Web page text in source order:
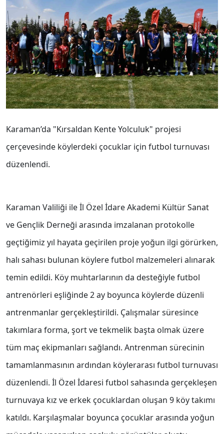
Karaman’da "Kırsaldan Kente Yolculuk" projesi
çerçevesinde köylerdeki çocuklar için futbol turnuvası
düzenlendi.
Karaman Valiliği ile İl Özel İdare Akademi Kültür Sanat
ve Gençlik Derneği arasında imzalanan protokolle
geçtiğimiz yıl hayata geçirilen proje yoğun ilgi görürken,
halı sahası bulunan köylere futbol malzemeleri alınarak
temin edildi. Köy muhtarlarının da desteğiyle futbol
antrenörleri eşliğinde 2 ay boyunca köylerde düzenli
antrenmanlar gerçekleştirildi. Çalışmalar süresince
takımlara forma, şort ve tekmelik başta olmak üzere
tüm maç ekipmanları sağlandı. Antrenman sürecinin
tamamlanmasının ardından köylerarası futbol turnuvası
düzenlendi. İl Özel İdaresi futbol sahasında gerçekleşen
turnuvaya kız ve erkek çocuklardan oluşan 9 köy takımı
katıldı. Karşılaşmalar boyunca çocuklar arasında yoğun